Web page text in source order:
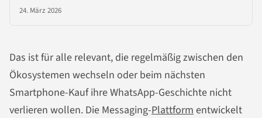
24. März 2026
Das ist für alle relevant, die regelmäßig zwischen den
Ökosystemen wechseln oder beim nächsten
Smartphone-Kauf ihre WhatsApp-Geschichte nicht
verlieren wollen. Die Messaging-Plattform entwickelt